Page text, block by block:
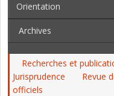
Orientation
Archives
Recherches et
Jurisprudence
Revue
officiels